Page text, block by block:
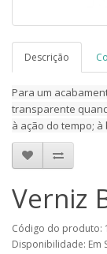
Descrição
Para um
transparente
à ação do tempo; à
Verniz
Código do produto:
Disponibilidade: Em